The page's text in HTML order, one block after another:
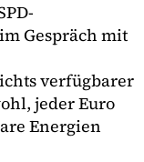
Gespräch mit
verfügbarer
jeder Euro
Energien